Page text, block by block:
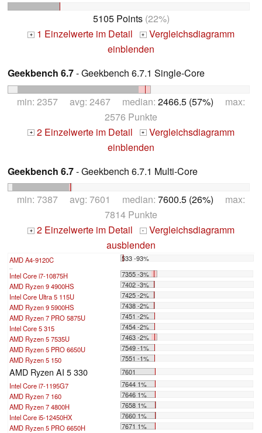
5105 Points(22%)
+ 1 Einzelwerte im Detail + Vergleichsdiagramm
einblenden
Geekbench 6.7- Geekbench 6.7.1 Single-Core
min: 2357 avg: 2467 median: 2466.5 (57%) max:
2576 Punkte
+ 2 Einzelwerte im Detail + Vergleichsdiagramm
einblenden
Geekbench 6.7- Geekbench 6.7.1 Multi-Core
min: 7387 avg: 7601 median: 7600.5 (26%) max:
7814 Punkte
+ 2 Einzelwerte im Detail - Vergleichsdiagramm
ausblenden
AMD A4-9120C 533 -93%
...
Intel Core i7-10875H
7355 -3%
AMD Ryzen 9 4900HS
7402 -3%
Intel Core Ultra 5 115U
7425 -2%
AMD Ryzen 9 5900HS
7438 -2%
AMD Ryzen 7 PRO 5875U
7451 -2%
Intel Core 5 315
7454 -2%
AMD Ryzen 5 7535U
7463 -2%
AMD Ryzen 5 PRO 6650U
7549 -1%
AMD Ryzen 5 150
7551 -1%
AMD Ryzen AI 5 330
7601
Intel Core i7-1195G7
7644 1%
AMD Ryzen 7 160
7646 1%
AMD Ryzen 7 4800H
7658 1%
Intel Core i5-12450HX
7660 1%
AMD Ryzen 5 PRO 6650H
7671 1%